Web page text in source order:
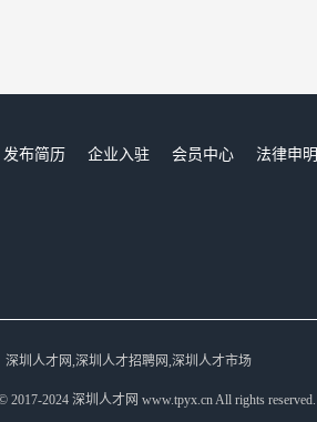
发布简历 企业入驻 会员中心
法律申明
深圳人才网,深圳人才招聘网,深圳人才市场
2017-2024 深圳人才网 www.tpyx.cn All rights reserved.